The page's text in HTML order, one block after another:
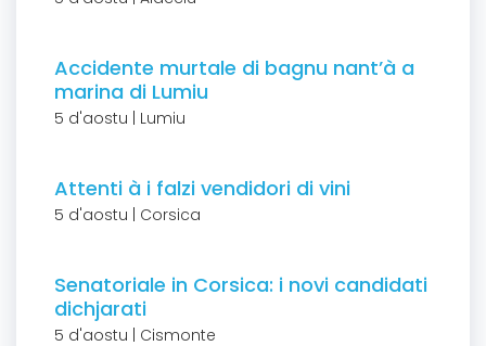
Accidente murtale di bagnu nant’à a
marina di Lumiu
5 d'aostu | Lumiu
Attenti à i falzi vendidori di vini
5 d'aostu | Corsica
Senatoriale in Corsica: i novi candidati
dichjarati
5 d'aostu | Cismonte